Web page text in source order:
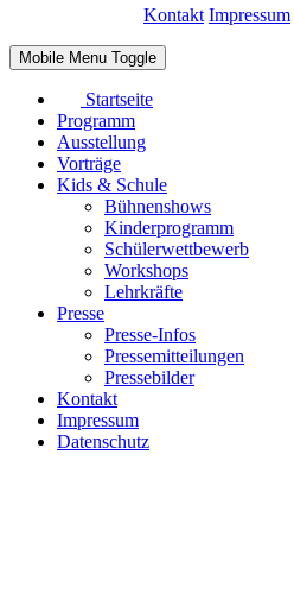
Kontakt Impressum
Mobile Menu Toggle
Startseite
Programm
Ausstellung
Vorträge
Kids & Schule
Bühnenshows
Kinderprogramm
Schülerwettbewerb
Workshops
Lehrkräfte
Presse
Presse-Infos
Pressemitteilungen
Pressebilder
Kontakt
Impressum
Datenschutz